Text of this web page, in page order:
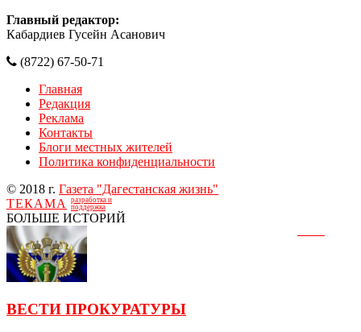
Главный редактор:
Кабардиев Гусейн Асанович
(8722) 67-50-71
Главная
Редакция
Реклама
Контакты
Блоги местных жителей
Политика конфиденциальности
© 2018 г. Газета "Дагестанская жизнь"
ТЕКАМА
разработка и
поддержка
БОЛЬШЕ ИСТОРИЙ
ВЕСТИ ПРОКУРАТУРЫ